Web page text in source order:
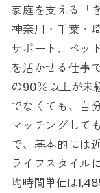
家庭を支える「
神奈川・千葉・
サポート、ペッ
を活かせる仕事
の90％以上が未
でなくても、自
マッチングして
で、基本的には
ライフスタイル
均時間単価は